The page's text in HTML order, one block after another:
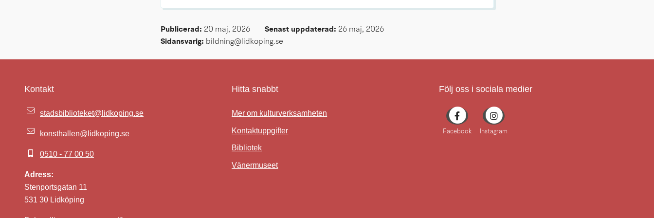
Publicerad: 20 maj, 2026 Senast uppdaterad: 26 maj, 2026
Sidansvarig: bildning@lidkoping.se
Kontakt
stadsbiblioteket@lidkoping.se
konsthallen@lidkoping.se
0510 - 77 00 50
Adress:
Stenportsgatan 11
531 30 Lidköping
Hitta snabbt
Mer om kulturverksamheten
Kontaktuppgifter
Bibliotek
VänermuseetLänk till annan webbplats.
Följ oss i sociala medier
Facebook Instagram